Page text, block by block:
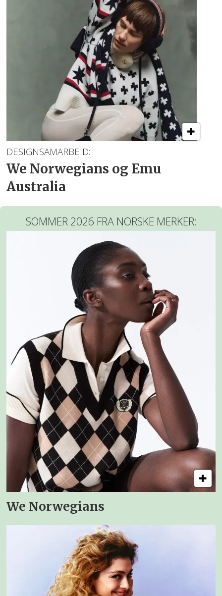
DESIGNSAMARBEID:
We Norwegians og Emu
Australia
SOMMER 2026 FRA NORSKE MERKER:
We Norwegians